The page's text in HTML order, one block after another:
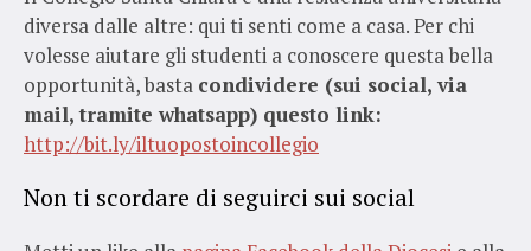
diversa dalle altre: qui ti senti come a casa. Per chi
volesse aiutare gli studenti a conoscere questa bella
opportunità, basta condividere (sui social, via
mail, tramite whatsapp) questo link:
http://bit.ly/iltuopostoincollegio
Non ti scordare di seguirci sui social